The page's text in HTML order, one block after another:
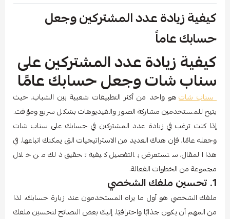
كيفية زيادة عدد المشتركين وجعل
حسابك عاماً
كيفية زيادة عدد المشتركين على
سناب شات وجعل حسابك عامًا
سناب شاتهو واحد من أكثر التطبيقات شعبية بين الشباب، حيث
يتيح للمستخدمين مشاركة الصور والفيديوهات بشكل سريع ومؤقت.
إذا كنت ترغب في زيادة عدد المشتركين في حسابك على سناب شات
وجعله عامًا، فإن هناك العديد من الاستراتيجيات التي يمكنك اتباعها. في
هذا المقال، سنستعرض بالتفصيل كيفية تحقيق ذلك من خلال
مجموعة من الخطوات الفعالة.
1. تحسين ملفك الشخصي
ملفك الشخصي هو أول ما يراه المستخدمون عند زيارة حسابك، لذا
من المهم أن يكون جذابًا واحترافيًا. إليك بعض النصائح لتحسين ملفك